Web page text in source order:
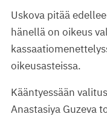
Uskova pitää
hänellä on oikeus
oikeusasteissa.
Kääntyessään
Anastasiya Guzeva